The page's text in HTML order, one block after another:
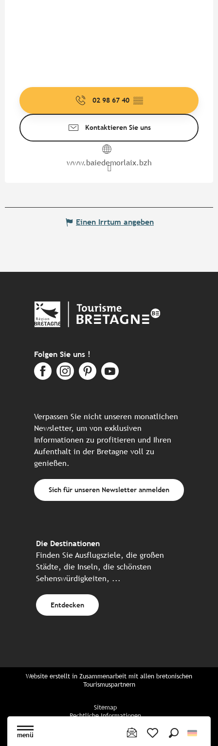
menü
02 98 67 40 ▒▒
Kontaktieren Sie uns
www.baiedemorlaix.bzh
Einen Irrtum angeben
Folgen Sie uns !
Verpassen Sie nicht unseren monatlichen
Newsletter, um von exklusiven
Informationen zu profitieren und Ihren
Aufenthalt in der Bretagne voll zu
genießen.
Sich für unseren Newsletter anmelden
Die Destinationen
Finden Sie Ausflugsziele, die großen
Städte, die Inseln, die schönsten
Sehenswürdigkeiten, ...
Entdecken
Website erstellt in Zusammenarbeit mit allen bretonischen
Tourismuspartnern
Sitemap
Rechtliche Informationen
Cookie-Richtlinie